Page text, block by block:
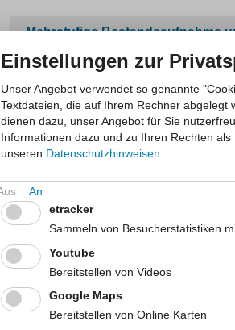
Mehrstufige Bestandsaufnahme
Landesprogramm „KIPS
Eltern-Programm „Schatzsuche“
Machbarkeitsstudie co*gesund
Frage des Monats zur gesunden
Ansprechpersonen & Kontakt
Kurzlink dieser Seite:
Einstellungen zur
Unser Angebot verwendet so genannte
Textdateien, die auf Ihrem Rechner
dienen dazu, unser Angebot für Sie
Informationen dazu und zu Ihren Rechten
unseren Datenschutzhinweisen
etracker
Sammeln von Besucherstatistiken
Youtube
Bereitstellen von Videos
Google Maps
Bereitstellen von Online Karten